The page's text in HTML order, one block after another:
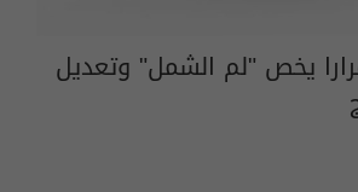
يخص "لم الشمل" وتعديل